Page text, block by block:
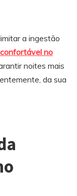
a ingestão
no
noites mais
da sua